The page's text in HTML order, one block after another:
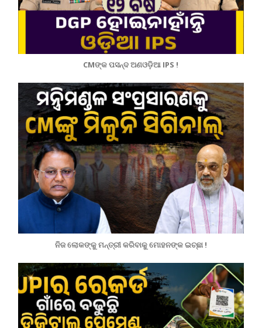
CMଙ୍କ ପସନ୍ଦ ଅଣଓଡ଼ିଆ IPS !
ନିଜ ଲୋକଙ୍କୁ ମନ୍ତ୍ରୀ କରିବାକୁ ମୋହନଙ୍କ ଇଚ୍ଛା !